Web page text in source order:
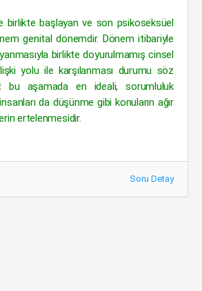
birlikte başlayan ve son psikoseksüel
genital dönemdir. Dönem itibariyle
birlikte doyurulmamış cinsel
yolu ile karşılanması durumu söz
bu aşamada en ideali, sorumluluk
da düşünme gibi konuların ağır
ertelenmesidir.
Soru Detay